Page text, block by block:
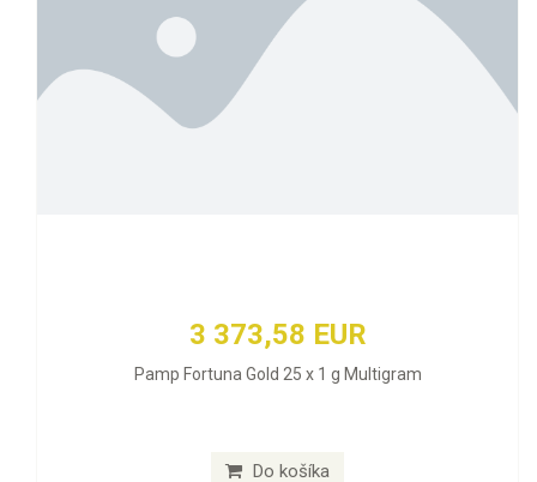
3 373,58 EUR
Pamp Fortuna Gold 25 x 1 g Multigram
Do košíka